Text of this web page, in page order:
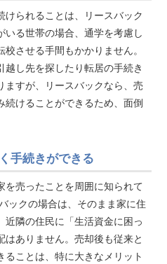
られることは、リースバック
る世帯の場合、通学を考慮し
させる手間もかかりません。
し先を探したり転居の手続き
すが、リースバックなら、売
けることができるため、面倒
手続きができる
売ったことを周囲に知られて
ックの場合は、そのまま家に住
隣の住民に「生活資金に困っ
ありません。売却後も従来と
ことは、特に大きなメリット